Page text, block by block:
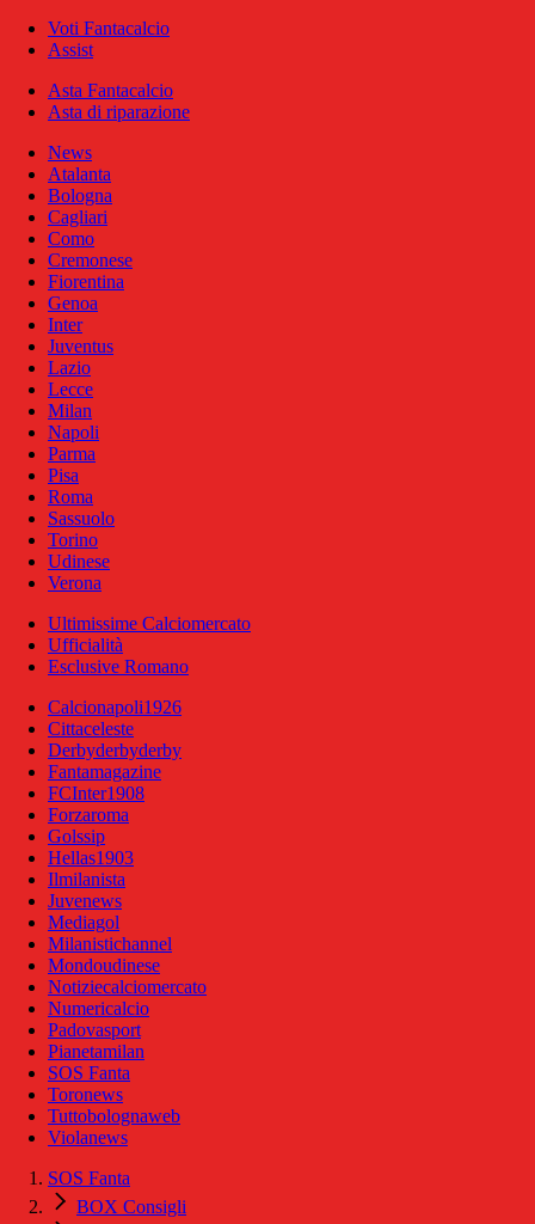
Voti Fantacalcio
Assist
Asta Fantacalcio
Asta di riparazione
News
Atalanta
Bologna
Cagliari
Como
Cremonese
Fiorentina
Genoa
Inter
Juventus
Lazio
Lecce
Milan
Napoli
Parma
Pisa
Roma
Sassuolo
Torino
Udinese
Verona
Ultimissime Calciomercato
Ufficialità
Esclusive Romano
Calcionapoli1926
Cittaceleste
Derbyderbyderby
Fantamagazine
FCInter1908
Forzaroma
Golssip
Hellas1903
Ilmilanista
Juvenews
Mediagol
Milanistichannel
Mondoudinese
Notiziecalciomercato
Numericalcio
Padovasport
Pianetamilan
SOS Fanta
Toronews
Tuttobolognaweb
Violanews
SOS Fanta
BOX Consigli